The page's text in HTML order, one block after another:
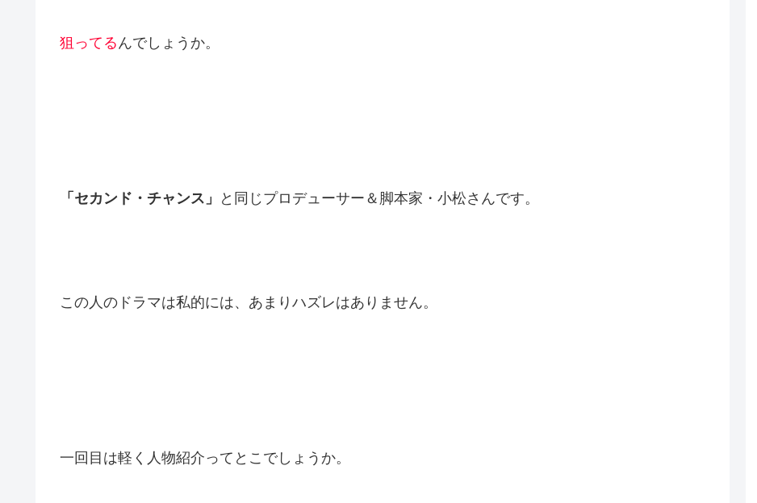
狙ってる んでしょうか。
「セカンド・チャンス」 と同じプロデューサー＆脚本家・小松さんです。
この人のドラマは私的には、あまりハズレはありません。
一回目は軽く人物紹介ってとこでしょうか。